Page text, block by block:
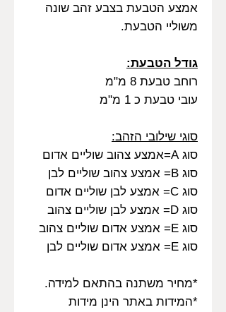
אמצע הטבעת בצבע זהב שונה
משוליי הטבעת.
גודל הטבעת:
רוחב טבעת 8 מ"מ
עובי טבעת כ 1 מ"מ
סוגי שילובי הזהב:
סוג A=אמצע צהוב שוליים אדום
סוג B= אמצע צהוב שוליים לבן
סוג C= אמצע לבן שוליים אדום
סוג D= אמצע לבן שוליים צהוב
סוג E= אמצע אדום שוליים צהוב
סוג E= אמצע אדום שוליים לבן
*מחיר משתנה בהתאם למידה.
*המידות באתר הינן מידות